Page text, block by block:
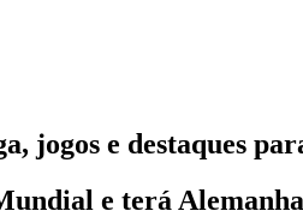
jogos e destaques
e terá